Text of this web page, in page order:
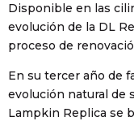
Disponible en las
evolución de la DL
proceso de
En su tercer año de
evolución natural de
Lampkin Replica se